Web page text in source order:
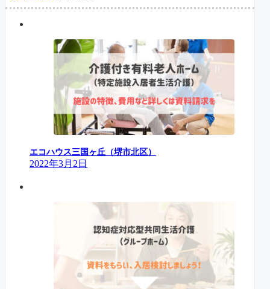
エコハウス三国ヶ丘（堺市北区）
2022年3月2日